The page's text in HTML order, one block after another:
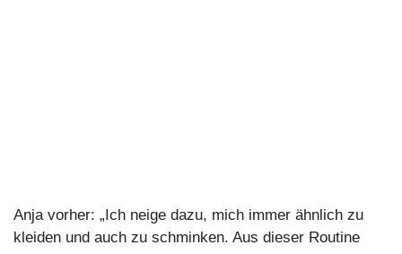
noch Kleidung, die ich als junge Frau gekauft
habe. Natürlich verändert sich der Körper. Auch